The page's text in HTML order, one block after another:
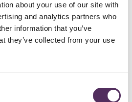
about your use of our site with
and analytics partners who
information that you’ve
they’ve collected from your use
omringd door rust en natuur, staat
klassieke stijl op een fraai perceel van
door groen, op een fantastische
op loopafstand. De villa heeft drie
voorzien van inloopkast, twee
studeerkamer en een prachtig